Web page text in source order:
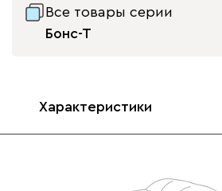
БежевыйВсе товары серии
Бонс-Т
Характеристики